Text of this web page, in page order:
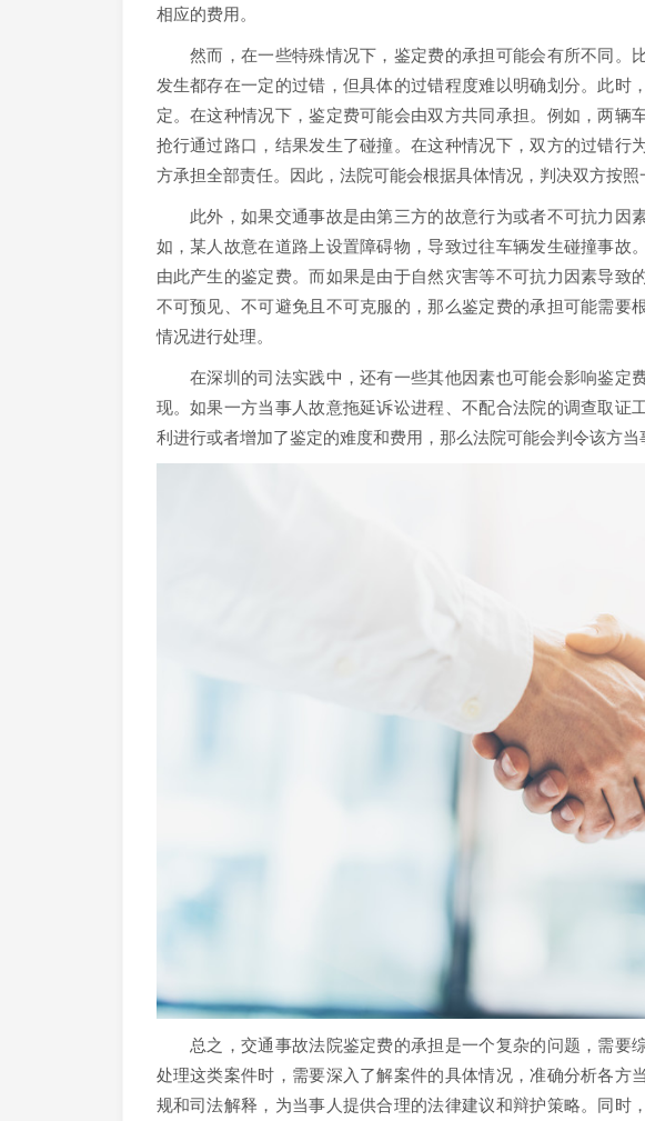
相应的费用。
然而，在一些特殊情况下，鉴定费的承担可能会有所不同。
发生都存在一定的过错，但具体的过错程度难以明确划分。此时
定。在这种情况下，鉴定费可能会由双方共同承担。例如，两辆
抢行通过路口，结果发生了碰撞。在这种情况下，双方的过错行
方承担全部责任。因此，法院可能会根据具体情况，判决双方按照
此外，如果交通事故是由第三方的故意行为或者不可抗力因
如，某人故意在道路上设置障碍物，导致过往车辆发生碰撞事故
由此产生的鉴定费。而如果是由于自然灾害等不可抗力因素导致
不可预见、不可避免且不可克服的，那么鉴定费的承担可能需要
情况进行处理。
在深圳的司法实践中，还有一些其他因素也可能会影响鉴定
现。如果一方当事人故意拖延诉讼进程、不配合法院的调查取证
利进行或者增加了鉴定的难度和费用，那么法院可能会判令该方当
总之，交通事故法院鉴定费的承担是一个复杂的问题，需要
处理这类案件时，需要深入了解案件的具体情况，准确分析各方
规和司法解释，为当事人提供合理的法律建议和辩护策略。同时